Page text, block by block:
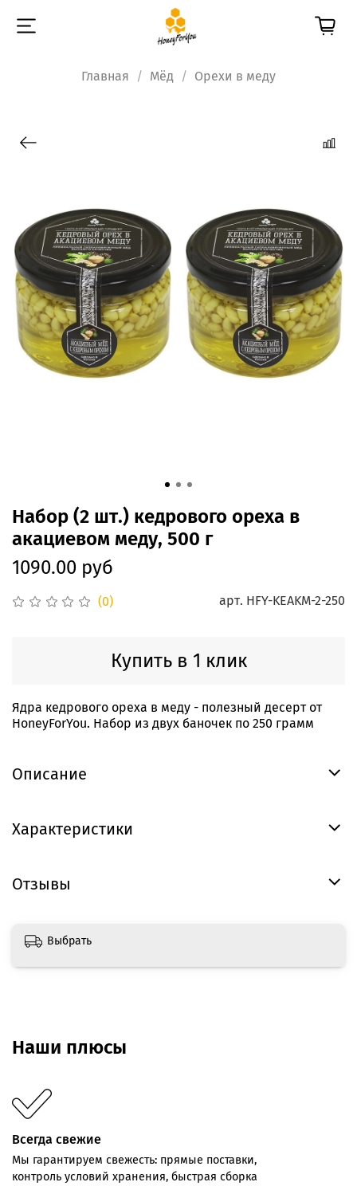
Главная Мёд Орехи в меду
(0) арт. HFY-KEAKM-2-250
Набор (2 шт.) кедрового ореха в
акациевом меду, 500 г
1090.00 руб
Купить в 1 клик
Ядра кедрового ореха в меду - полезный десерт от
HoneyForYou. Набор из двух баночек по 250 грамм
Описание
Характеристики
Отзывы
Выбрать
Наши плюсы
Всегда свежие
Мы гарантируем свежесть: прямые поставки,
контроль условий хранения, быстрая сборка